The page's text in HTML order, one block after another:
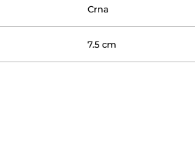
Crna
7.5 cm